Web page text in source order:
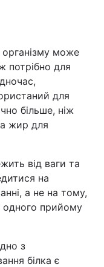
може
потрібно для
для
більше, ніж
жир для
від ваги та
на
а не на тому,
одного прийому
з
білка є